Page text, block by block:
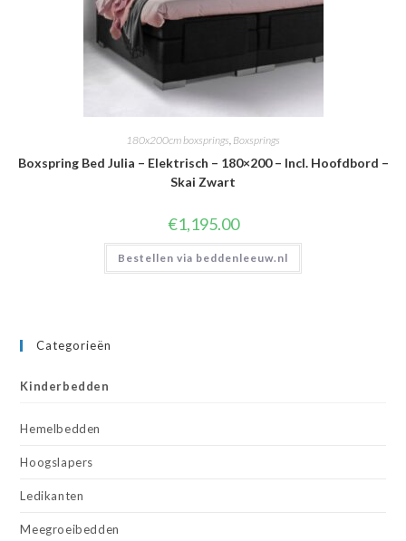
180x200cm boxsprings, Boxsprings
Boxspring Bed Julia – Elektrisch – 180×200 – Incl. Hoofdbord –
Skai Zwart
€1,195.00
Bestellen via beddenleeuw.nl
Categorieën
Kinderbedden
Hemelbedden
Hoogslapers
Ledikanten
Meegroeibedden